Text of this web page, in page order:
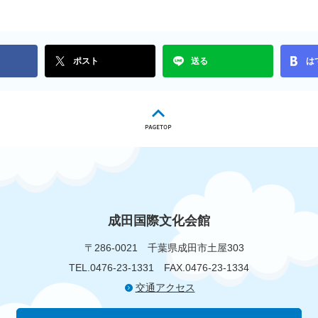
ポスト 送る は
成田国際文化会館
〒286-0021 千葉県成田市土屋303
TEL.0476-23-1331 FAX.0476-23-1334
交通アクセス